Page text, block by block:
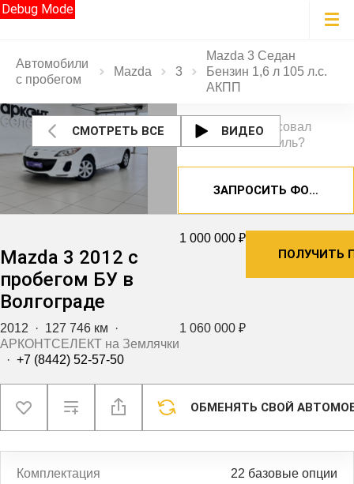
Debug Mode
Автомобили
с пробегом
Mazda 3
Mazda 3 Седан
Бензин 1,6 л 105 л.с.
АКПП
СМОТРЕТЬ ВСЕ ВИДЕО
Заинтересовал
автомобиль?
ЗАПРОСИТЬ
Mazda 3 2012 с
пробегом БУ в
Волгограде
1 000 000 ₽
2012 · 127 746 км ·
АРКОНТСЕЛЕКТ на Землячки
· +7 (8442) 52-57-50
1 060 000 ₽
ПОЛУЧИТЬ
ОБМЕНЯТЬ СВОЙ
Комплектация 22 базовые опции